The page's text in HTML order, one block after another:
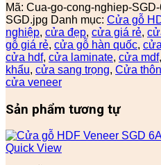
Mã: Cua-go-cong-nghiep-
SGD.jpg Danh mục: Cửa gỗ
nghiệp, cửa đẹp, cửa giá rẻ,
gỗ giá rẻ, cửa gỗ hàn quốc,
cửa hdf, cửa laminate, cửa mdf,
khẩu, cửa sang trọng, Cửa
cửa veneer
Sản phẩm tương tự
Quick View